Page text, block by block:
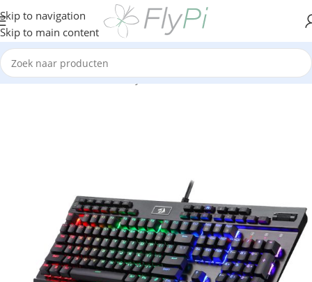
Skip to navigation
Skip to main content
Home/Outlet & Tweedekansjes/Tweedekans